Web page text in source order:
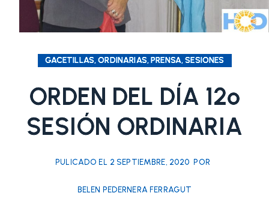
GACETILLAS, ORDINARIAS, PRENSA, SESIONES
ORDEN DEL DÍA 12º
SESIÓN ORDINARIA
PULICADO EL 2 SEPTIEMBRE, 2020 POR
BELEN PEDERNERA FERRAGUT